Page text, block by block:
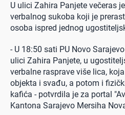
U ulici Zahira Panjete večeras
verbalnog sukoba koji je
osoba ispred jednog
- U 18:50 sati PU Novo
ulici Zahira Panjete, u
verbalne rasprave više lica,
objekta i svađu, a potom i
kafića - potvrdila je za portal
Kantona Sarajevo Mersiha